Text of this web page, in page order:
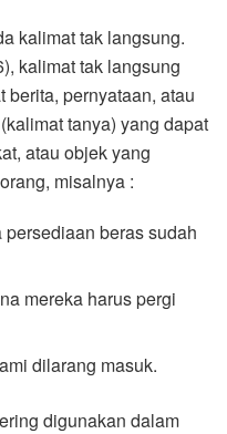
kalimat tak langsung.
kalimat tak langsung
pernyataan, atau
tanya) yang dapat
atau objek yang
misalnya :
beras sudah
mereka harus pergi
dilarang masuk.
digunakan dalam